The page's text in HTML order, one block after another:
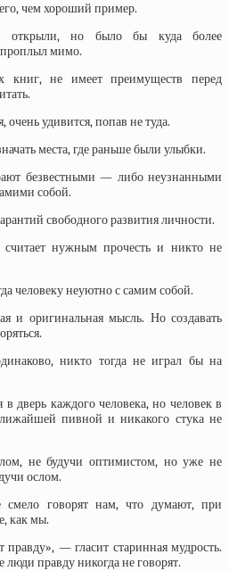
чем хороший пример.
открыли, но было бы куда более
проплыл мимо.
книг, не имеет преимуществ перед
очень удивится, попав не туда.
места, где раньше были улыбки.
безвестными — либо неузнанными
собой.
свободного развития личности.
нужным прочесть и никто не
человеку неуютно с самим собой.
и оригинальная мысль. Но создавать
никто тогда не играл бы на
дверь каждого человека, но человек в
пивной и никакого стука не
не будучи оптимистом, но уже не
ослом.
смело говорят нам, что думают, при
как мы.
правду», — гласит старинная мудрость.
правду никогда не говорят.